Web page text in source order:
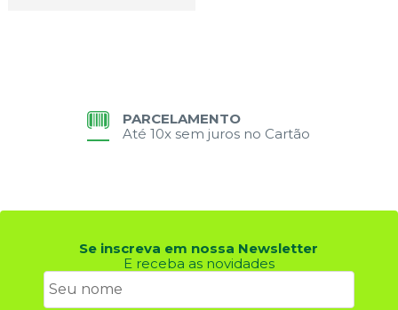
PARCELAMENTO
Até 10x sem juros no Cartão
Se inscreva em nossa Newsletter
E receba as novidades